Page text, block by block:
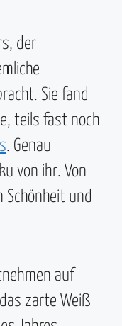
der
Sie fand
teils fast noch
. Genau
von ihr. Von
Schönheit und
auf
zarte Weiß